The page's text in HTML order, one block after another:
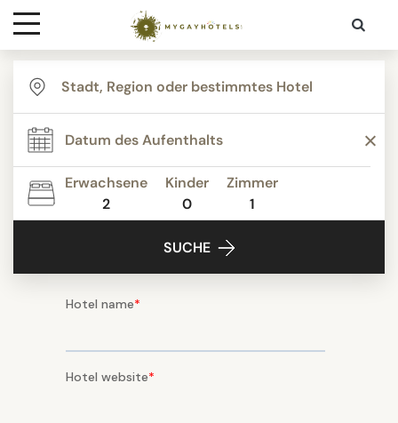
Ziele
Kontakt
MediaErwachsene
2
Kinder
0
Zimmer
1
SUCHE